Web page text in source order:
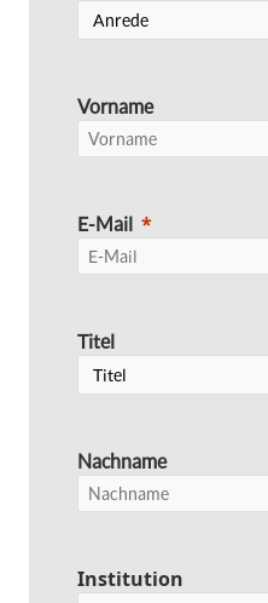
Vorname
E-Mail
Titel
Nachname
Institution